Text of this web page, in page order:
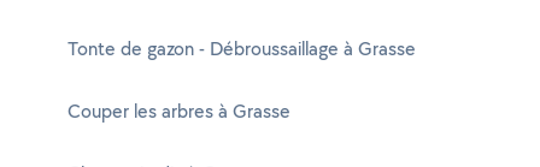
Tonte de gazon - Débroussaillage à Grasse
Couper les arbres à Grasse